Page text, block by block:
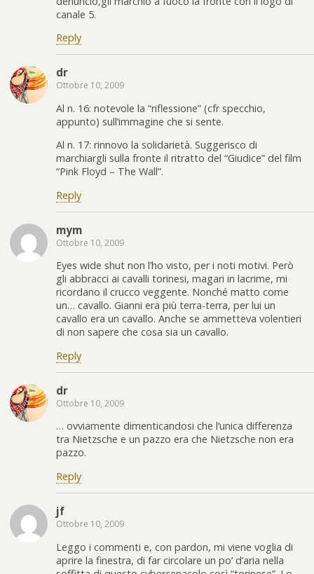
canale 5.
Reply
dr
Ottobre 10, 2009
Al n. 16: notevole la “riflessione” (cfr specchio,
appunto) sull’immagine che si sente.
Al n. 17: rinnovo la solidarietà. Suggerisco di
marchiargli sulla fronte il ritratto del “Giudice” del film
“Pink Floyd – The Wall”.
Reply
mym
Ottobre 10, 2009
Eyes wide shut non l’ho visto, per i noti motivi. Però
gli abbracci ai cavalli torinesi, magari in lacrime, mi
ricordano il crucco veggente. Nonché matto come
un… cavallo. Gianni era più terra-terra, per lui un
cavallo era un cavallo. Anche se ammetteva volentieri
di non sapere che cosa sia un cavallo.
Reply
dr
Ottobre 10, 2009
… ovviamente dimenticandosi che l’unica differenza
tra Nietzsche e un pazzo era che Nietzsche non era
pazzo.
Reply
jf
Ottobre 10, 2009
Leggo i commenti e, con pardon, mi viene voglia di
aprire la finestra, di far circolare un po’ d’aria nella